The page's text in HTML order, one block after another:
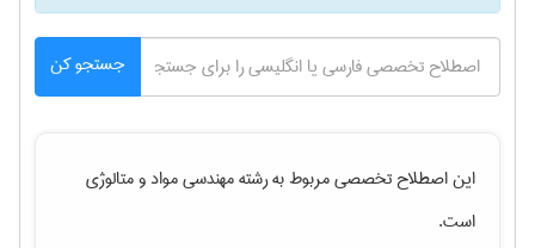
جستجو کن
این اصطلاح تخصصی مربوط به رشتهمهندسی مواد و متالوژی
است.